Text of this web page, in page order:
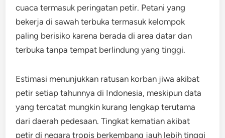
cuaca termasuk peringatan petir. Petani yang
bekerja di sawah terbuka termasuk kelompok
paling berisiko karena berada di area datar dan
terbuka tanpa tempat berlindung yang tinggi.
Estimasi menunjukkan ratusan korban jiwa akibat
petir setiap tahunnya di Indonesia, meskipun data
yang tercatat mungkin kurang lengkap terutama
dari daerah pedesaan. Tingkat kematian akibat
petir di negara tropis berkembang jauh lebih tinggi